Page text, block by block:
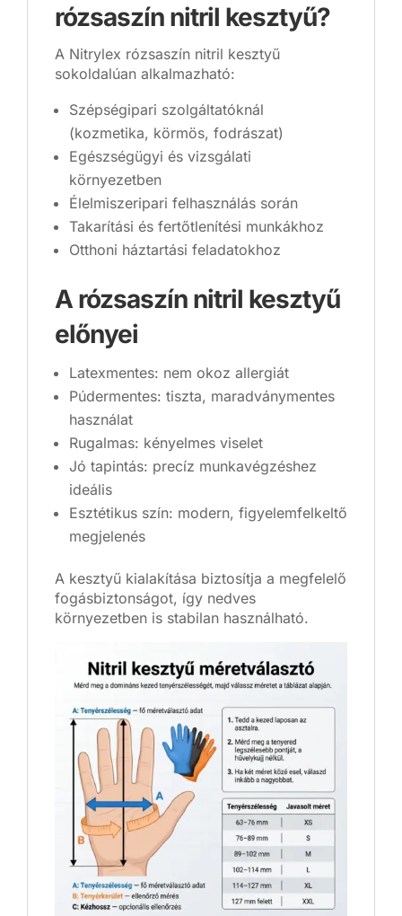
rózsaszín nitril kesztyű?
A Nitrylex rózsaszín nitril kesztyű
sokoldalúan alkalmazható:
Szépségipari szolgáltatóknál
(kozmetika, körmös, fodrászat)
Egészségügyi és vizsgálati
környezetben
Élelmiszeripari felhasználás során
Takarítási és fertőtlenítési munkákhoz
Otthoni háztartási feladatokhoz
A rózsaszín nitril kesztyű
előnyei
Latexmentes: nem okoz allergiát
Púdermentes: tiszta, maradványmentes
használat
Rugalmas: kényelmes viselet
Jó tapintás: precíz munkavégzéshez
ideális
Esztétikus szín: modern, figyelemfelkeltő
megjelenés
A kesztyű kialakítása biztosítja a megfelelő
fogásbiztonságot, így nedves
környezetben is stabilan használható.